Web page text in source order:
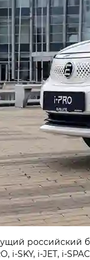
российский
i‑SKY, i‑JET,